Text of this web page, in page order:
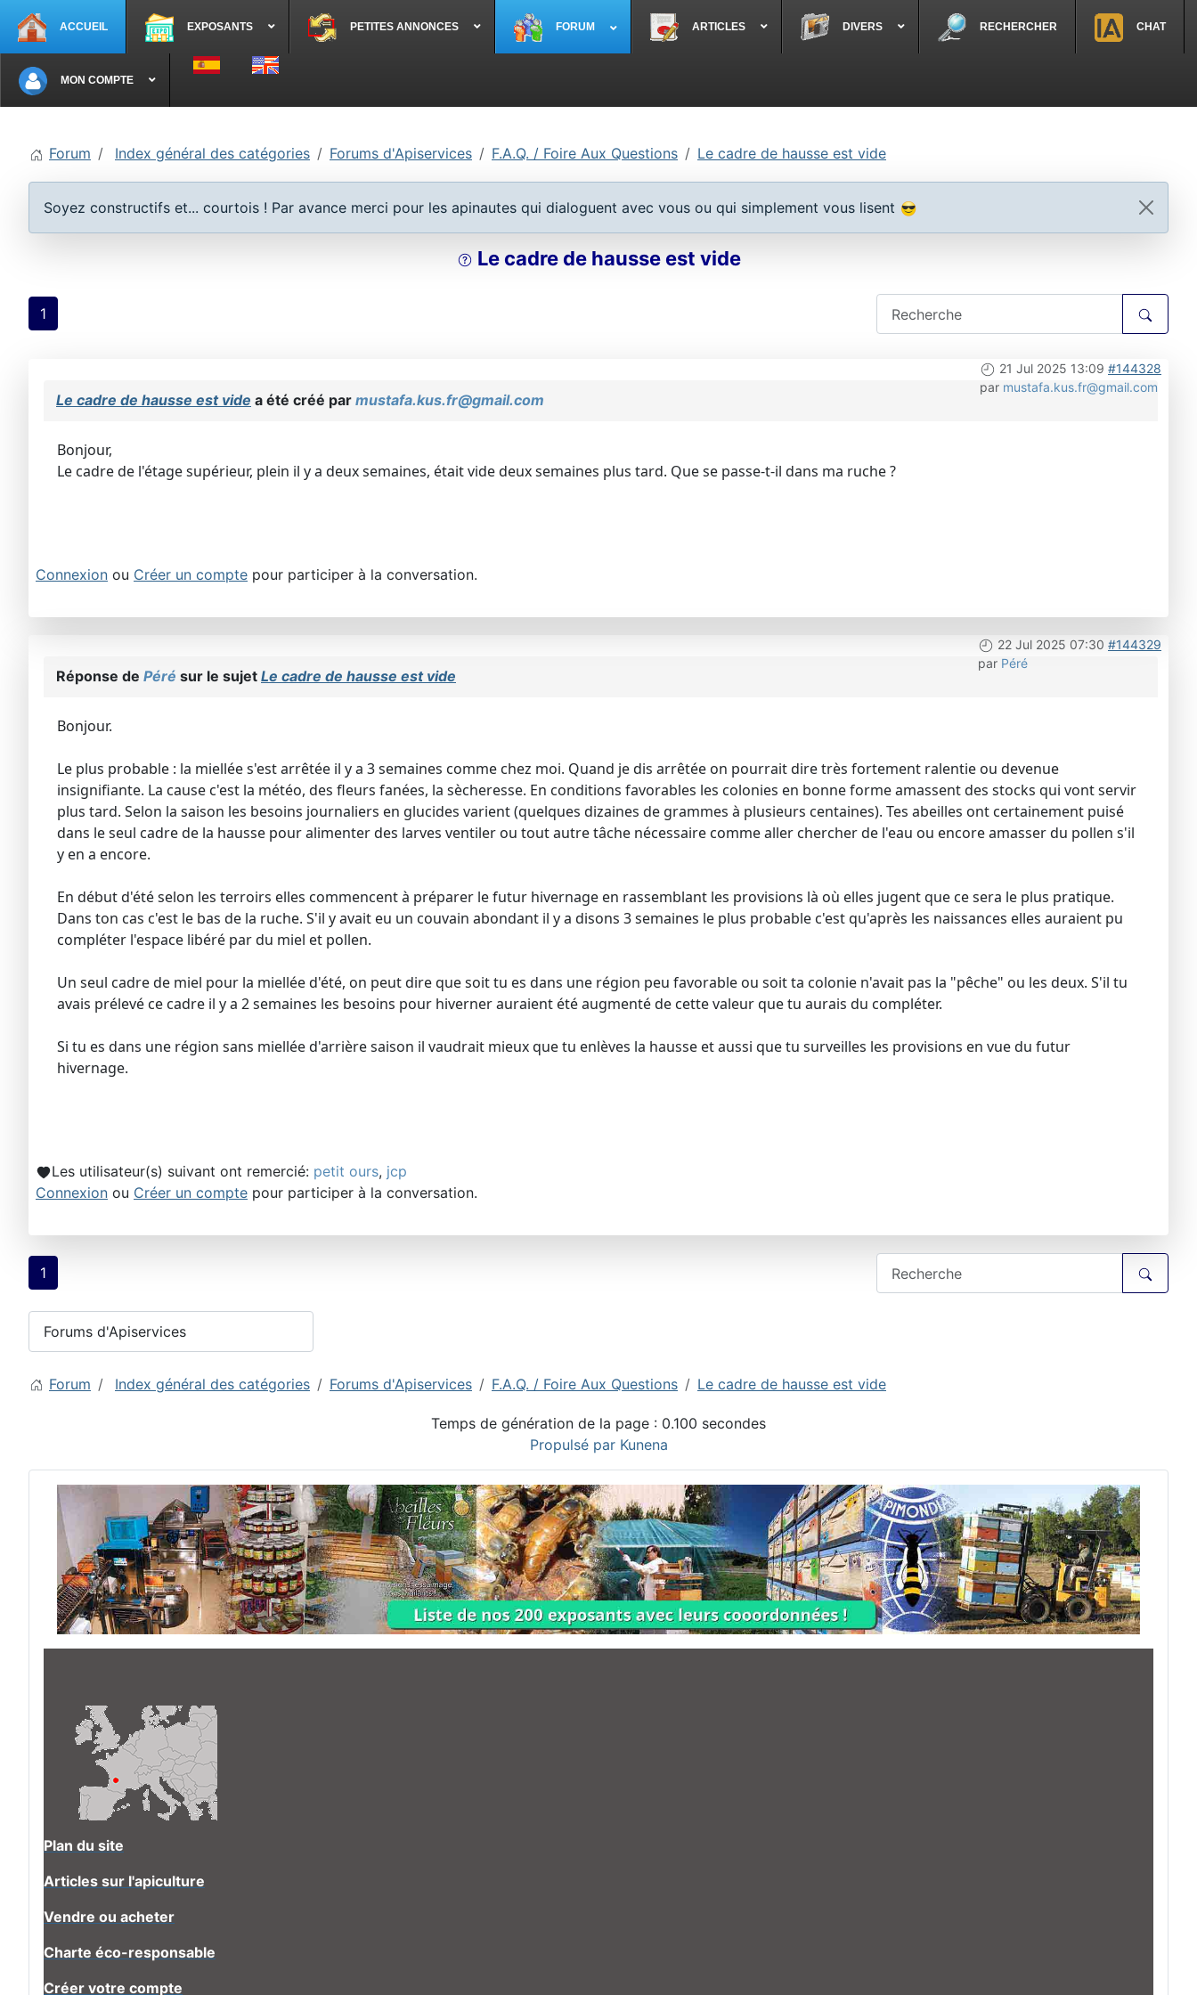
ACCUEIL EXPOSANTS PETITES ANNONCES FORUM ARTICLES DIVERS RECHERCHER CHAT
MON COMPTE
Sélectionnez votre langue
Forum Index général des catégories Forums d'Apiservices F.A.Q. / Foire Aux Questions Le cadre de hausse est vide
Soyez constructifs et... courtois ! Par avance merci pour les apinautes qui dialoguent avec vous ou qui simplement vous lisent
Le cadre de hausse est vide
1
21 Jul 2025 13:09 #144328
par mustafa.kus.fr@gmail.com
Le cadre de hausse est vide a été créé par mustafa.kus.fr@gmail.com
Bonjour,
Le cadre de l'étage supérieur, plein il y a deux semaines, était vide deux semaines plus tard. Que se passe-t-il dans ma ruche ?
Connexion ou Créer un compte pour participer à la conversation.
22 Jul 2025 07:30 #144329
par Péré
Réponse de Péré sur le sujet Le cadre de hausse est vide
Bonjour.
Le plus probable : la miellée s'est arrêtée il y a 3 semaines comme chez moi. Quand je dis arrêtée on pourrait dire très fortement ralentie ou devenue
insignifiante. La cause c'est la météo, des fleurs fanées, la sècheresse. En conditions favorables les colonies en bonne forme amassent des stocks qui vont servir
plus tard. Selon la saison les besoins journaliers en glucides varient (quelques dizaines de grammes à plusieurs centaines). Tes abeilles ont certainement puisé
dans le seul cadre de la hausse pour alimenter des larves ventiler ou tout autre tâche nécessaire comme aller chercher de l'eau ou encore amasser du pollen s'il
y en a encore.
En début d'été selon les terroirs elles commencent à préparer le futur hivernage en rassemblant les provisions là où elles jugent que ce sera le plus pratique.
Dans ton cas c'est le bas de la ruche. S'il y avait eu un couvain abondant il y a disons 3 semaines le plus probable c'est qu'après les naissances elles auraient pu
compléter l'espace libéré par du miel et pollen.
Un seul cadre de miel pour la miellée d'été, on peut dire que soit tu es dans une région peu favorable ou soit ta colonie n'avait pas la "pêche" ou les deux. S'il tu
avais prélevé ce cadre il y a 2 semaines les besoins pour hiverner auraient été augmenté de cette valeur que tu aurais du compléter.
Si tu es dans une région sans miellée d'arrière saison il vaudrait mieux que tu enlèves la hausse et aussi que tu surveilles les provisions en vue du futur
hivernage.
Les utilisateur(s) suivant ont remercié: petit ours, jcp
Connexion ou Créer un compte pour participer à la conversation.
1
Forum Index général des catégories Forums d'Apiservices F.A.Q. / Foire Aux Questions Le cadre de hausse est vide
Temps de génération de la page : 0.100 secondes
Propulsé par Kunena
Plan du site
Articles sur l'apiculture
Vendre ou acheter
Charte éco-responsable
Créer votre compte